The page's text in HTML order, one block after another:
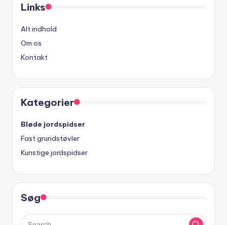
Links
Alt indhold
Om os
Kontakt
Kategorier
Bløde jordspidser
Fast grundstøvler
Kunstige jordspidser
Søg